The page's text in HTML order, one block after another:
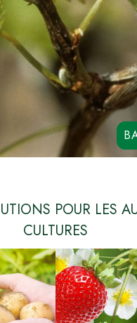
COPEZINE 50
POUR LES
CULTURES